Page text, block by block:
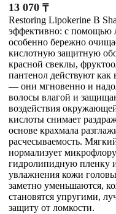
13 070 ₸
Restoring Lipokerine B
эффективно: с помощью
особенно бережно
кислотную защитную
красной свеклы,
пантенол действуют
— они мгновенно и
волосы влагой и
воздействия
кислоты снимает
основе крахмала
расчесываемость.
нормализует
гидролипидную пленку
увлажнения кожи
заметно уменьшаются,
становятся упругими,
защиту от ломкости.